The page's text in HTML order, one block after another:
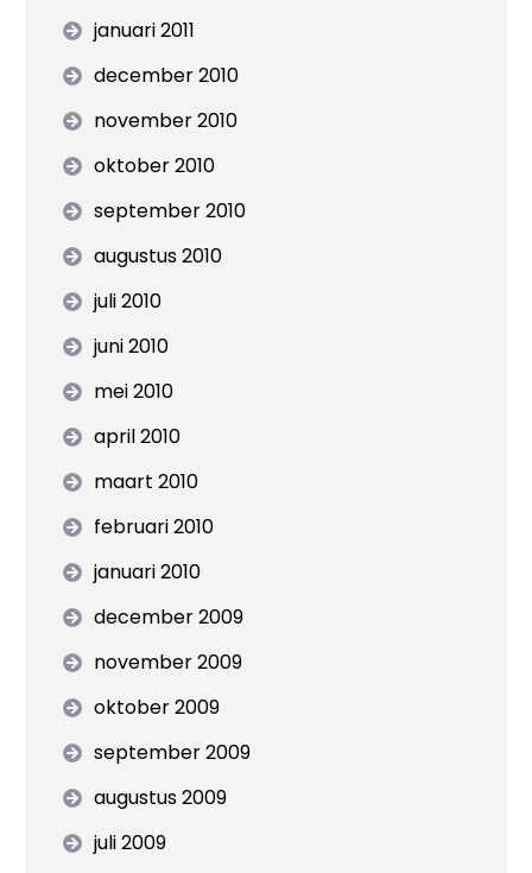
januari 2011
december 2010
november 2010
oktober 2010
september 2010
augustus 2010
juli 2010
juni 2010
mei 2010
april 2010
maart 2010
februari 2010
januari 2010
december 2009
november 2009
oktober 2009
september 2009
augustus 2009
juli 2009